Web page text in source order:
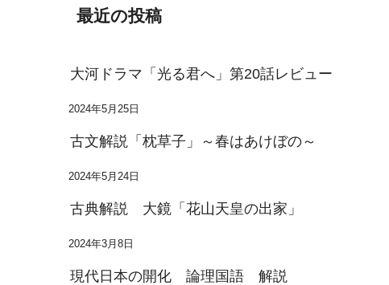
最近の投稿
大河ドラマ「光る君へ」第20話レビュー
2024年5月25日
古文解説「枕草子」～春はあけぼの～
2024年5月24日
古典解説 大鏡「花山天皇の出家」
2024年3月8日
現代日本の開化 論理国語 解説